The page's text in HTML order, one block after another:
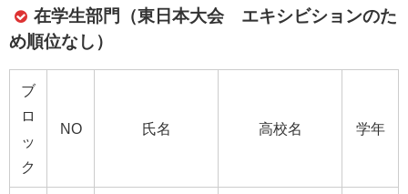
在学生部門（東日本大会 エキシビションのた
め順位なし）
ブ
ロ
ッ
ク
NO 氏名 高校名 学年